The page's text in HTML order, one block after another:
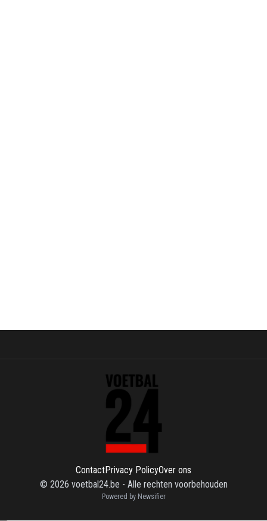
ContactPrivacy PolicyOver ons
© 2026 voetbal24.be - Alle rechten voorbehouden
Powered by Newsifier